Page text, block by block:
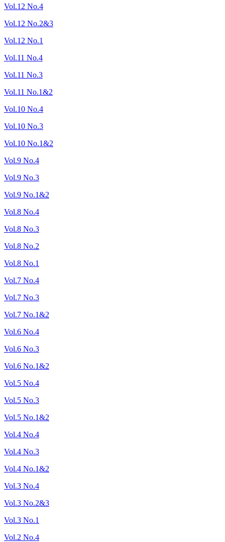
Vol.12 No.4
Vol.12 No.2&3
Vol.12 No.1
Vol.11 No.4
Vol.11 No.3
Vol.11 No.1&2
Vol.10 No.4
Vol.10 No.3
Vol.10 No.1&2
Vol.9 No.4
Vol.9 No.3
Vol.9 No.1&2
Vol.8 No.4
Vol.8 No.3
Vol.8 No.2
Vol.8 No.1
Vol.7 No.4
Vol.7 No.3
Vol.7 No.1&2
Vol.6 No.4
Vol.6 No.3
Vol.6 No.1&2
Vol.5 No.4
Vol.5 No.3
Vol.5 No.1&2
Vol.4 No.4
Vol.4 No.3
Vol.4 No.1&2
Vol.3 No.4
Vol.3 No.2&3
Vol.3 No.1
Vol.2 No.4